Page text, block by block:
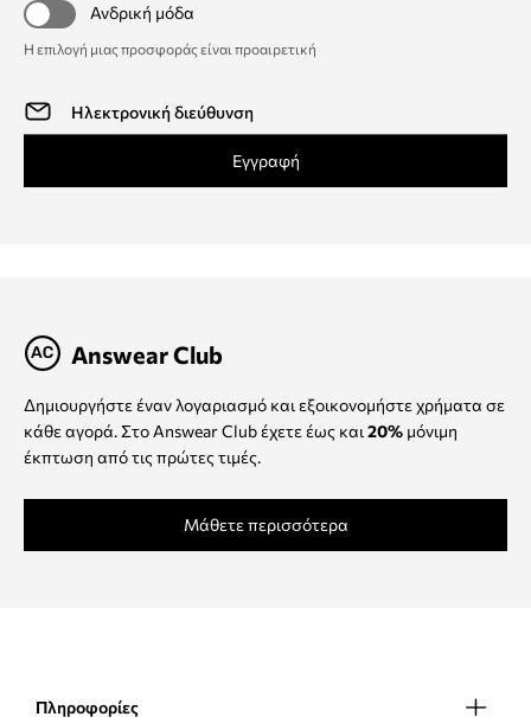
Ανδρική μόδα
Η επιλογή μιας προσφοράς είναι προαιρετική
Εγγραφή
Answear Club
Δημιουργήστε έναν λογαριασμό και εξοικονομήστε χρήματα σε
κάθε αγορά. Στο Answear Club έχετε έως και 20% μόνιμη
έκπτωση από τις πρώτες τιμές.
Μάθετε περισσότερα
Πληροφορίες